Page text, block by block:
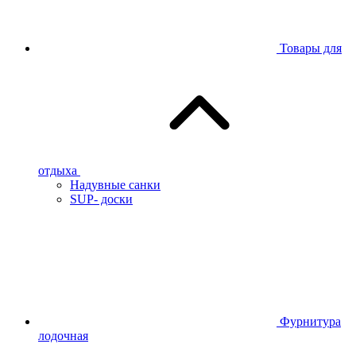
Товары для
отдыха
Надувные санки
SUP- доски
Фурнитура
лодочная